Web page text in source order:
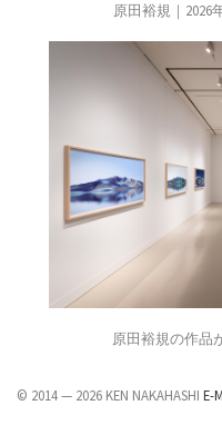
原田裕規｜2026
原田裕規の作品
© 2014 — 2026 KEN NAKAHASHI E-